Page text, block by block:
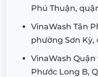
Phú Thuận,
VinaWash Tân
phường Sơn Kỳ,
VinaWash Quận
Phước Long B,